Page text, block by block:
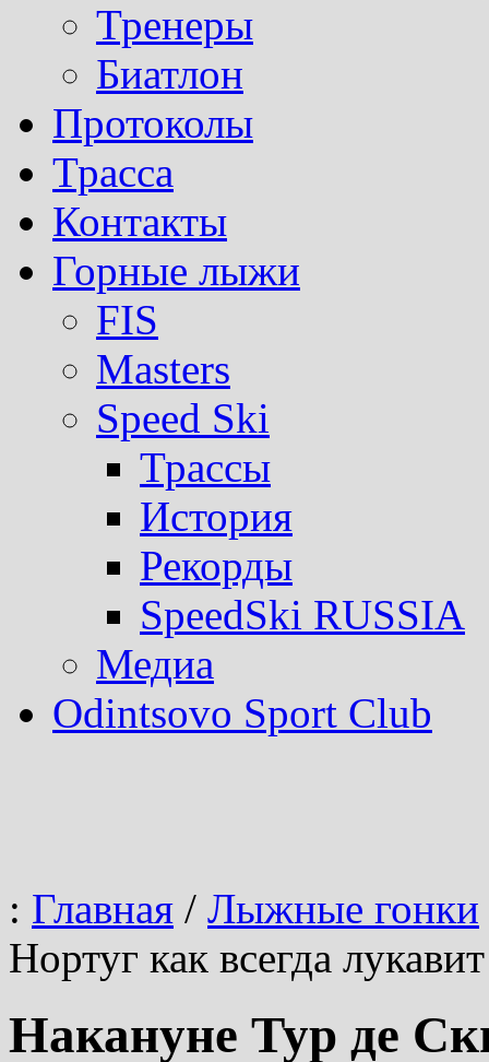
Тренеры
Биатлон
Протоколы
Трасса
Контакты
Горные лыжи
FIS
Masters
Speed Ski
Трассы
История
Рекорды
SpeedSki RUSSIA
Медиа
Odintsovo Sport Club
: Главная / Лыжные гонки
Нортуг как всегда лукавит
Накануне Тур де